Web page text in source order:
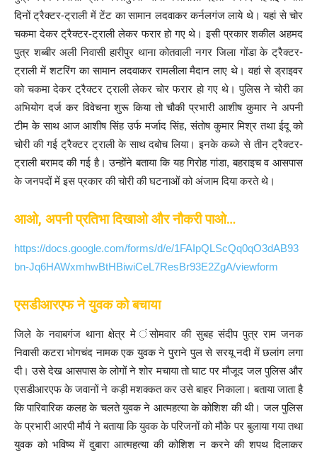
दिनों ट्रैक्टर-ट्राली में टेंट का सामान लदवाकर कर्नलगंज लाये थे। यहां से चोर
चकमा देकर ट्रैक्टर-ट्राली लेकर फरार हो गए थे। इसी प्रकार शकील अहमद
पुत्र शब्बीर अली निवासी हारीपुर थाना कोतवाली नगर जिला गोंडा के ट्रैक्टर-
ट्राली में शटरिंग का सामान लदवाकर रामलीला मैदान लाए थे। वहां से ड्राइवर
को चकमा देकर ट्रैक्टर ट्राली लेकर चोर फरार हो गए थे। पुलिस ने चोरी का
अभियोग दर्ज कर विवेचना शुरू किया तो चौकी प्रभारी आशीष कुमार ने अपनी
टीम के साथ आज आशीष सिंह उर्फ मर्जाद सिंह, संतोष कुमार मिश्र तथा ईदू को
चोरी की गई ट्रैक्टर ट्राली के साथ दबोच लिया। इनके कब्जे से तीन ट्रैक्टर-
ट्राली बरामद की गई है। उन्होंने बताया कि यह गिरोह गांडा, बहराइच व आसपास
के जनपदों में इस प्रकार की चोरी की घटनाओं को अंजाम दिया करते थे।
आओ, अपनी प्रतिभा दिखाओ और नौकरी पाओ…
https://docs.google.com/forms/d/e/1FAIpQLScQq0qO3dAB93
bn-Jq6HAWxmhwBtHBiwiCeL7ResBr93E2ZgA/viewform
एसडीआरएफ ने युवक को बचाया
जिले के नवाबगंज थाना क्षेत्र मे ंसोमवार की सुबह संदीप पुत्र राम जनक
निवासी कटरा भोगचंद नामक एक युवक ने पुराने पुल से सरयू नदी में छलांग लगा
दी। उसे देख आसपास के लोगों ने शोर मचाया तो घाट पर मौजूद जल पुलिस और
एसडीआरएफ के जवानों ने कड़ी मशक्कत कर उसे बाहर निकाला। बताया जाता है
कि पारिवारिक कलह के चलते युवक ने आत्महत्या के कोशिश की थी। जल पुलिस
के प्रभारी आरपी मौर्य ने बताया कि युवक के परिजनों को मौके पर बुलाया गया तथा
युवक को भविष्य में दुबारा आत्महत्या की कोशिश न करने की शपथ दिलाकर